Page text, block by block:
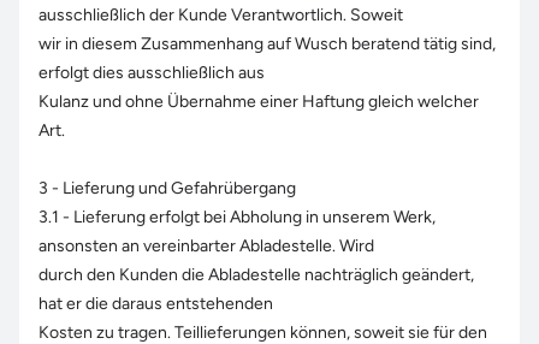
ausschließlich der Kunde Verantwortlich. Soweit
wir in diesem Zusammenhang auf Wusch beratend tätig sind,
erfolgt dies ausschließlich aus
Kulanz und ohne Übernahme einer Haftung gleich welcher
Art.
3 - Lieferung und Gefahrübergang
3.1 - Lieferung erfolgt bei Abholung in unserem Werk,
ansonsten an vereinbarter Abladestelle. Wird
durch den Kunden die Abladestelle nachträglich geändert,
hat er die daraus entstehenden
Kosten zu tragen. Teillieferungen können, soweit sie für den